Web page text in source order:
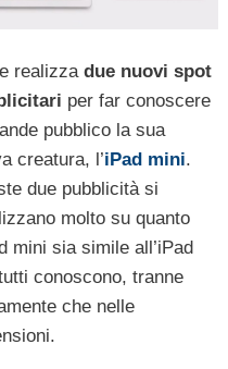
realizzadue nuovi spot
per far conoscere
pubblico la sua
creatura, l’iPad mini.
due pubblicità si
molto su quanto
mini sia simile all’iPad
conoscono, tranne
che nelle